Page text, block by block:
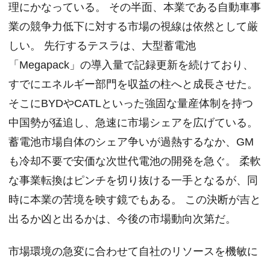
理にかなっている。 その半面、本業である自動車事
業の競争力低下に対する市場の視線は依然として厳
しい。 先行するテスラは、大型蓄電池
「Megapack」の導入量で記録更新を続けており、
すでにエネルギー部門を収益の柱へと成長させた。
そこにBYDやCATLといった強固な量産体制を持つ
中国勢が猛追し、急速に市場シェアを広げている。
蓄電池市場自体のシェア争いが過熱するなか、GM
も冷却不要で安価な次世代電池の開発を急ぐ。 柔軟
な事業転換はピンチを切り抜ける一手となるが、同
時に本業の苦境を映す鏡でもある。 この決断が吉と
出るか凶と出るかは、今後の市場動向次第だ。
市場環境の急変に合わせて自社のリソースを機敏に